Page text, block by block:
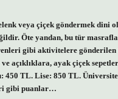
veya çiçek göndermek dini
Öte yandan, bu tür
gibi aktivitelere
açıklıklara, ayak çiçek
450 TL. Lise: 850 TL.
gibi puanlar…